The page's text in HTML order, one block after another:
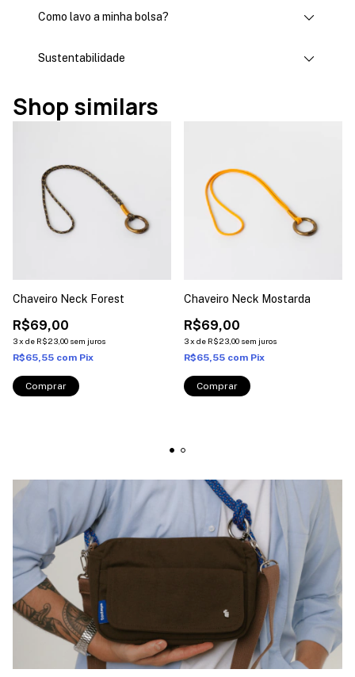
Como lavo a minha bolsa?
Sustentabilidade
Shop similars
Chaveiro Neck Forest
R$69,00
3x de R$23,00 sem juros
R$65,55 com Pix
Chaveiro Neck Mostarda
R$69,00
3x de R$23,00 sem juros
R$65,55 com Pix